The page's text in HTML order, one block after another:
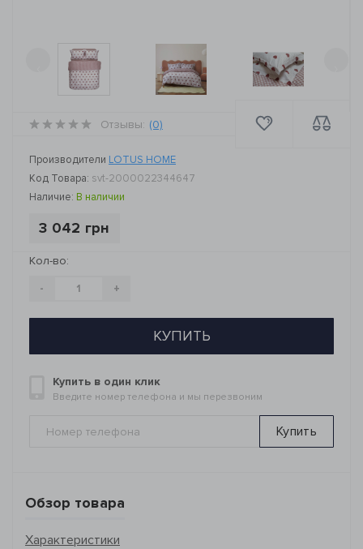
Отзывы: (0)
Производители LOTUS HOME
Код Товара: svt-2000022344647
Наличие: В наличии
3 042 грн
Кол-во:
- +
КУПИТЬ
Купить в один клик
Введите номер телефона и мы перезвоним
Купить
Обзор товара
Характеристики